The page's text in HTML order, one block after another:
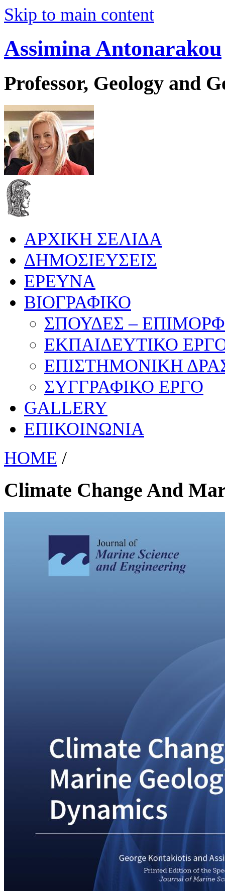
Skip to main content
Assimina Antonarakou
Professor, Geology and
ΑΡΧΙΚΗ ΣΕΛΙΔΑ
ΔΗΜΟΣΙΕΥΣΕΙΣ
ΕΡΕΥΝΑ
ΒΙΟΓΡΑΦΙΚΟ
ΣΠΟΥΔΕΣ –
ΕΚΠΑΙΔΕΥΤΙΚΟ
ΕΠΙΣΤΗΜΟΝΙΚΗ
ΣΥΓΓΡΑΦΙΚΟ ΕΡΓΟ
GALLERY
ΕΠΙΚΟΙΝΩΝΙΑ
HOME /
Climate Change And